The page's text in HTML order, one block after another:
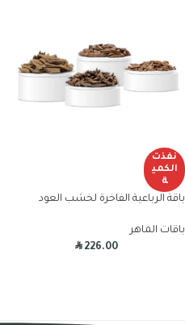
نفذت
الكمي
ة
باقة الرباعية الفاخرة لخشب العود
باقات الماهر
R226.00